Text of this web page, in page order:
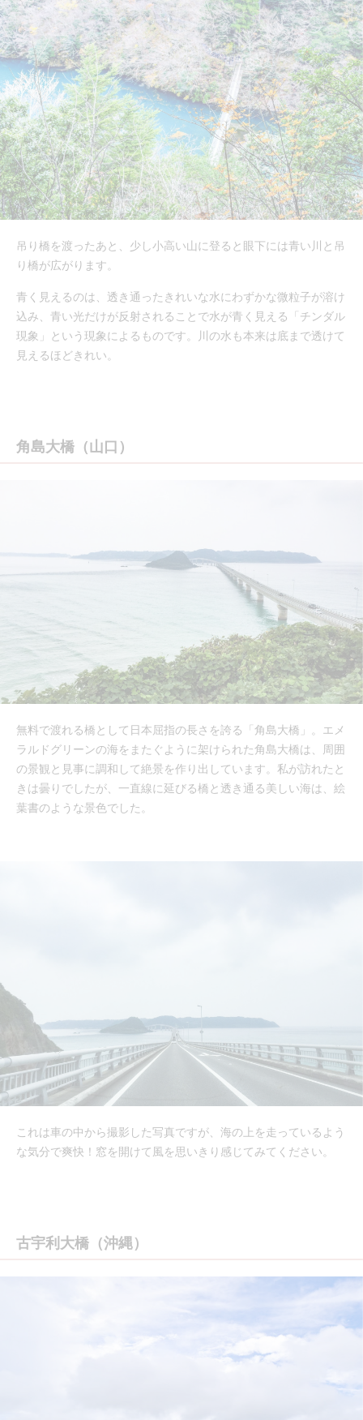
吊り橋を渡ったあと、少し小高い山に登ると眼下には青い川と吊
り橋が広がります。
青く見えるのは、透き通ったきれいな水にわずかな微粒子が溶け
込み、青い光だけが反射されることで水が青く見える「チンダル
現象」という現象によるものです。川の水も本来は底まで透けて
見えるほどきれい。
角島大橋（山口）
無料で渡れる橋として日本屈指の長さを誇る「角島大橋」。エメ
ラルドグリーンの海をまたぐように架けられた角島大橋は、周囲
の景観と見事に調和して絶景を作り出しています。私が訪れたと
きは曇りでしたが、一直線に延びる橋と透き通る美しい海は、絵
葉書のような景色でした。
これは車の中から撮影した写真ですが、海の上を走っているよう
な気分で爽快！窓を開けて風を思いきり感じてみてください。
古宇利大橋（沖縄）